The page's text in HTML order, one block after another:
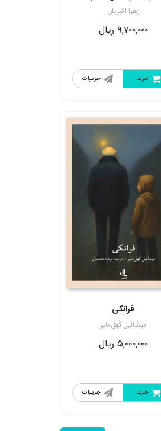
زهرا اکبریان
۹,۷۰۰,۰۰۰ ریال
جزییات خرید
فرانکی
میشائیل کُهل‌مایر
۵,۰۰۰,۰۰۰ ریال
جزییات خرید